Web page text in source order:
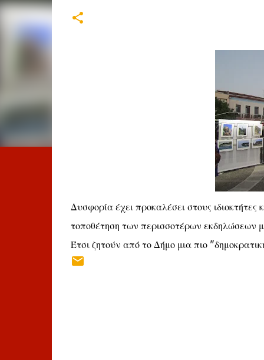
Δυσφορία έχει προκαλέσει στους
τοποθέτηση των περισσοτέρων εκδηλώσεων
Έτσι ζητούν από το Δήμο μια πιο